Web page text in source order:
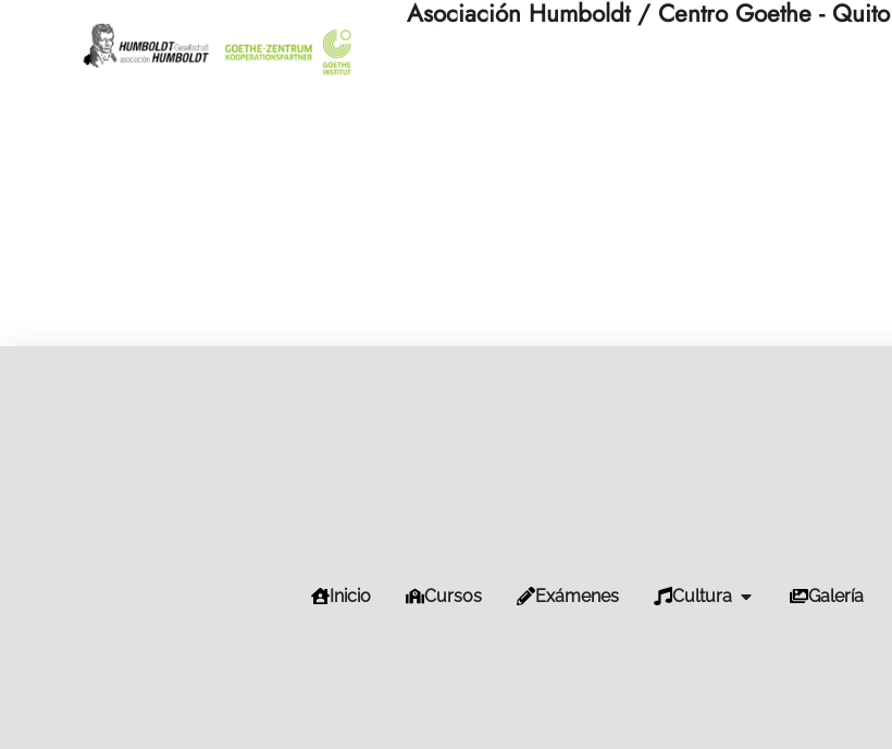
Asociación Humboldt / Centro Goethe - Quito
Inicio Cursos Exámenes Cultura Galería